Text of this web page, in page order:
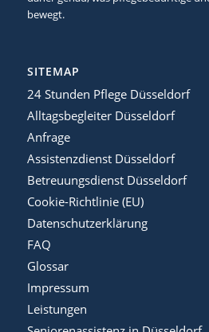
bewegt.
SITEMAP
24 Stunden Pflege Düsseldorf
Alltagsbegleiter Düsseldorf
Anfrage
Assistenzdienst Düsseldorf
Betreuungsdienst Düsseldorf
Cookie-Richtlinie (EU)
Datenschutzerklärung
FAQ
Glossar
Impressum
Leistungen